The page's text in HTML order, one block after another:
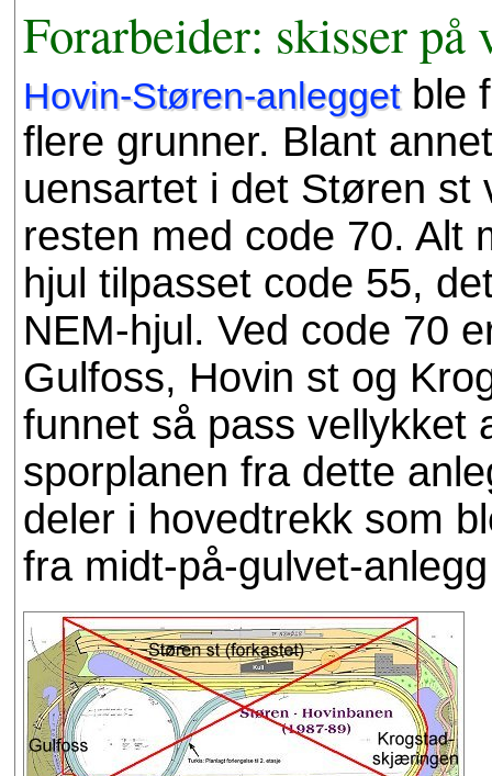
Forarbeider: skisser på
Hovin-Støren-anleggetble
flere grunner. Blant
uensartet i det Støren st
resten med code 70. Alt
hjul tilpasset code 55,
NEM-hjul. Ved code 70
Gulfoss, Hovin st og
funnet så pass vellykket
sporplanen fra dette
deler i hovedtrekk som
fra midt-på-gulvet-